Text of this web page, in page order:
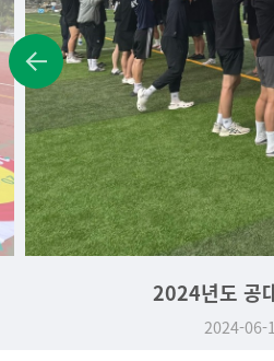
2024년도 공
2024-06-